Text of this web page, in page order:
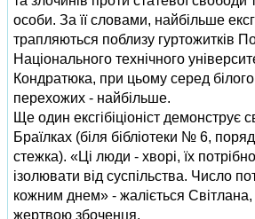
особи. За її словами, найбільше
трапляються поблизу гуртожитків
Національного технічного
Кондратюка, при цьому серед
перехожих - найбільше.
Ще один ексгібіціоніст демонструє
Браїлках (біля бібліотеки № 6,
стежка). «Ці люди - хворі, їх
ізолювати від суспільства. Число
кожним днем» - жаліється
жертвою збоченця.